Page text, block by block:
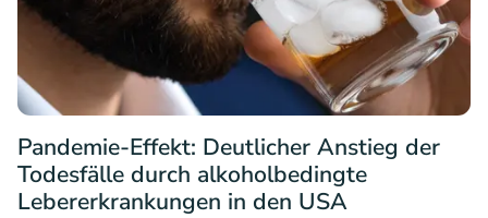
Pandemie-Effekt: Deutlicher Anstieg der
Todesfälle durch alkoholbedingte
Lebererkrankungen in den USA